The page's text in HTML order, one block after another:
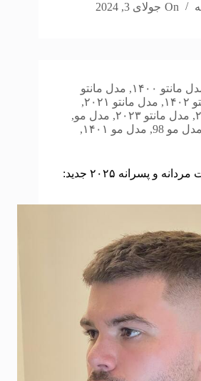
On جولای 3, 2024
مانتو ۱۴۰۰ , مدل مانتو
, مدل مانتو ۲۰۲۱
,
, مدل مانتو ۲۰۲۳ , مدل مو,
مدل مو 98 , مدل مو ۱۴۰۱
,
مدل‌های موی کروکات مردانه و پسرانه ۲۰۲۵ جدید: